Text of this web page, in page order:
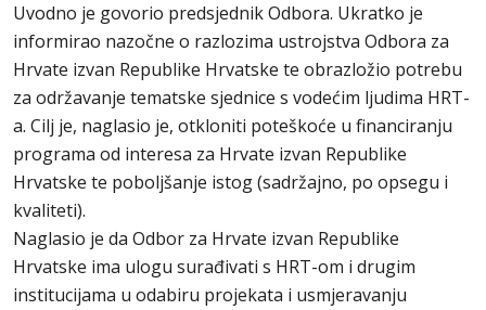
Uvodno je govorio predsjednik Odbora. Ukratko je
informirao nazočne o razlozima ustrojstva Odbora za
Hrvate izvan Republike Hrvatske te obrazložio potrebu
za održavanje tematske sjednice s vodećim ljudima HRT-
a. Cilj je, naglasio je, otkloniti poteškoće u financiranju
programa od interesa za Hrvate izvan Republike
Hrvatske te poboljšanje istog (sadržajno, po opsegu i
kvaliteti).
Naglasio je da Odbor za Hrvate izvan Republike
Hrvatske ima ulogu surađivati s HRT-om i drugim
institucijama u odabiru projekata i usmjeravanju